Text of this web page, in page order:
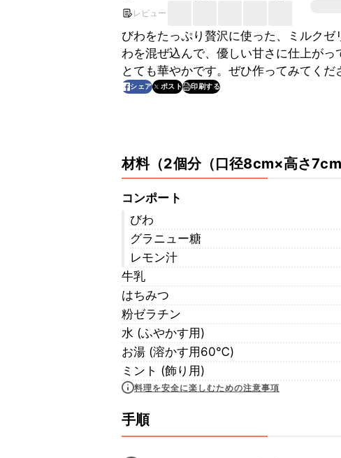
レビュー
びわをたっぷり贅沢に使った、ミルク
わを混ぜ込んで、優しい甘さに仕上が
とても華やかです。ぜひ作ってみてくだ
シェア ポスト 印刷する
材料（2個分（口径8cm×高さ7cm
コンポート
びわ
グラニュー糖
レモン汁
牛乳
はちみつ
粉ゼラチン
水 (ふやかす用)
お湯 (溶かす用60℃)
ミント (飾り用)
料理を安全に楽しむための注意事項
手順